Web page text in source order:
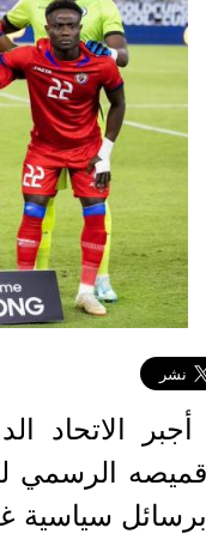
أجبر الاتحاد
برسائل سياسية